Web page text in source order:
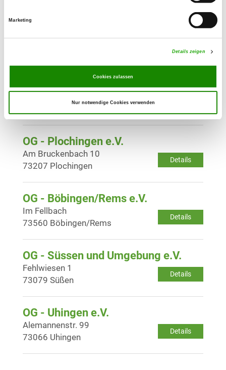
Marketing
Details zeigen
Cookies zulassen
Nur notwendige Cookies verwenden
OG - Köngen u. Umgeb. e.V.
Denkendorfer Str. 119
OG - Oberes Filstal, Sitz Deggingen
OG - Plochingen e.V.
Details
Am Bruckenbach 10
73207 Plochingen
OG - Böbingen/Rems e.V.
Details
Im Fellbach
73560 Böbingen/Rems
OG - Süssen und Umgebung e.V.
Details
Fehlwiesen 1
73079 Süßen
OG - Uhingen e.V.
Details
Alemannenstr. 99
73066 Uhingen